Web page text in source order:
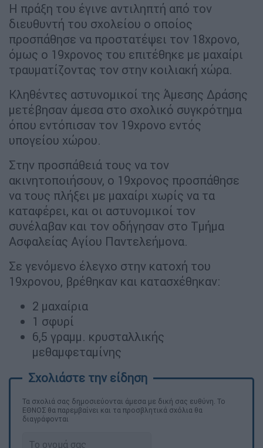
Η πράξη του έγινε αντιληπτή από τον
διευθυντή του σχολείου ο οποίος
προσπάθησε να προστατέψει τον 18χρονο,
όμως ο 19χρονος του επιτέθηκε με μαχαίρι
τραυματίζοντας τον στην κοιλιακή χώρα.
Κληθέντες αστυνομικοί της Άμεσης Δράσης
μετέβησαν άμεσα στο σχολικό συγκρότημα
όπου εντόπισαν τον 19χρονο εντός
υπογείου χώρου.
Στην προσπάθειά τους να τον
ακινητοποιήσουν, ο 19χρονος προσπάθησε
να τους πλήξει με μαχαίρι χωρίς να τα
καταφέρει, και οι αστυνομικοί τον
συνέλαβαν και τον οδήγησαν στο Τμήμα
Ασφαλείας Αγίου Παντελεήμονα.
Σε γενόμενο έλεγχο στην κατοχή του
19χρονου, βρέθηκαν και κατασχέθηκαν:
2 μαχαίρια
1 σφυρί
6,5 γραμμ. κρυσταλλικής
μεθαμφεταμίνης
Τα σχολιά σας δημοσιεύονται άμεσα με δική σας ευθύνη. Το
ΕΘΝΟΣ θα παρεμβαίνει και τα προσβλητικά σχόλια θα
διαγράφονται